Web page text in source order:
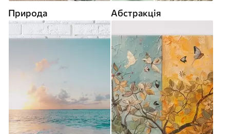
Природа Абстракція